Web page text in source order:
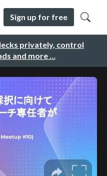
privately, control
and more …
Sign up for free